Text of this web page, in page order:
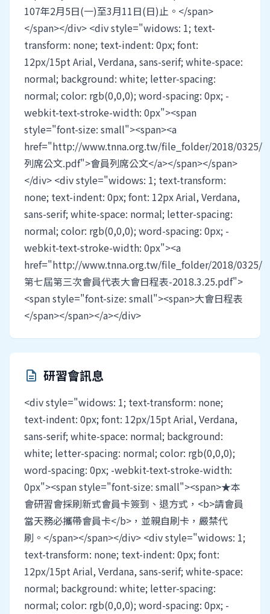
107年2月5日(一)至3月11日(日)止。</span>
</span></div> <div style="widows: 1; text-
transform: none; text-indent: 0px; font:
12px/15pt Arial, Verdana, sans-serif; white-space:
normal; background: white; letter-spacing:
normal; color: rgb(0,0,0); word-spacing: 0px; -
webkit-text-stroke-width: 0px"><span
style="font-size: small"><span><a
href="http://www.tnna.org.tw/file_folder/2018/0325/
列席公文.pdf">會員列席公文</a></span></span>
</div> <div style="widows: 1; text-transform:
none; text-indent: 0px; font: 12px Arial, Verdana,
sans-serif; white-space: normal; letter-spacing:
normal; color: rgb(0,0,0); word-spacing: 0px; -
webkit-text-stroke-width: 0px"><a
href="http://www.tnna.org.tw/file_folder/2018/0325/
第七屆第三次會員代表大會日程表-2018.3.25.pdf">
<span style="font-size: small"><span>大會日程表
</span></span></a></div>
description 研習會訊息
<div style="widows: 1; text-transform: none;
text-indent: 0px; font: 12px/15pt Arial, Verdana,
sans-serif; white-space: normal; background:
white; letter-spacing: normal; color: rgb(0,0,0);
word-spacing: 0px; -webkit-text-stroke-width:
0px"><span style="font-size: small"><span>★本
會研習會採刷新式會員卡簽到、退方式，<b>請會員
當天務必攜帶會員卡</b>，並親自刷卡，嚴禁代
刷。</span></span></div> <div style="widows: 1;
text-transform: none; text-indent: 0px; font:
12px/15pt Arial, Verdana, sans-serif; white-space:
normal; background: white; letter-spacing:
normal; color: rgb(0,0,0); word-spacing: 0px; -